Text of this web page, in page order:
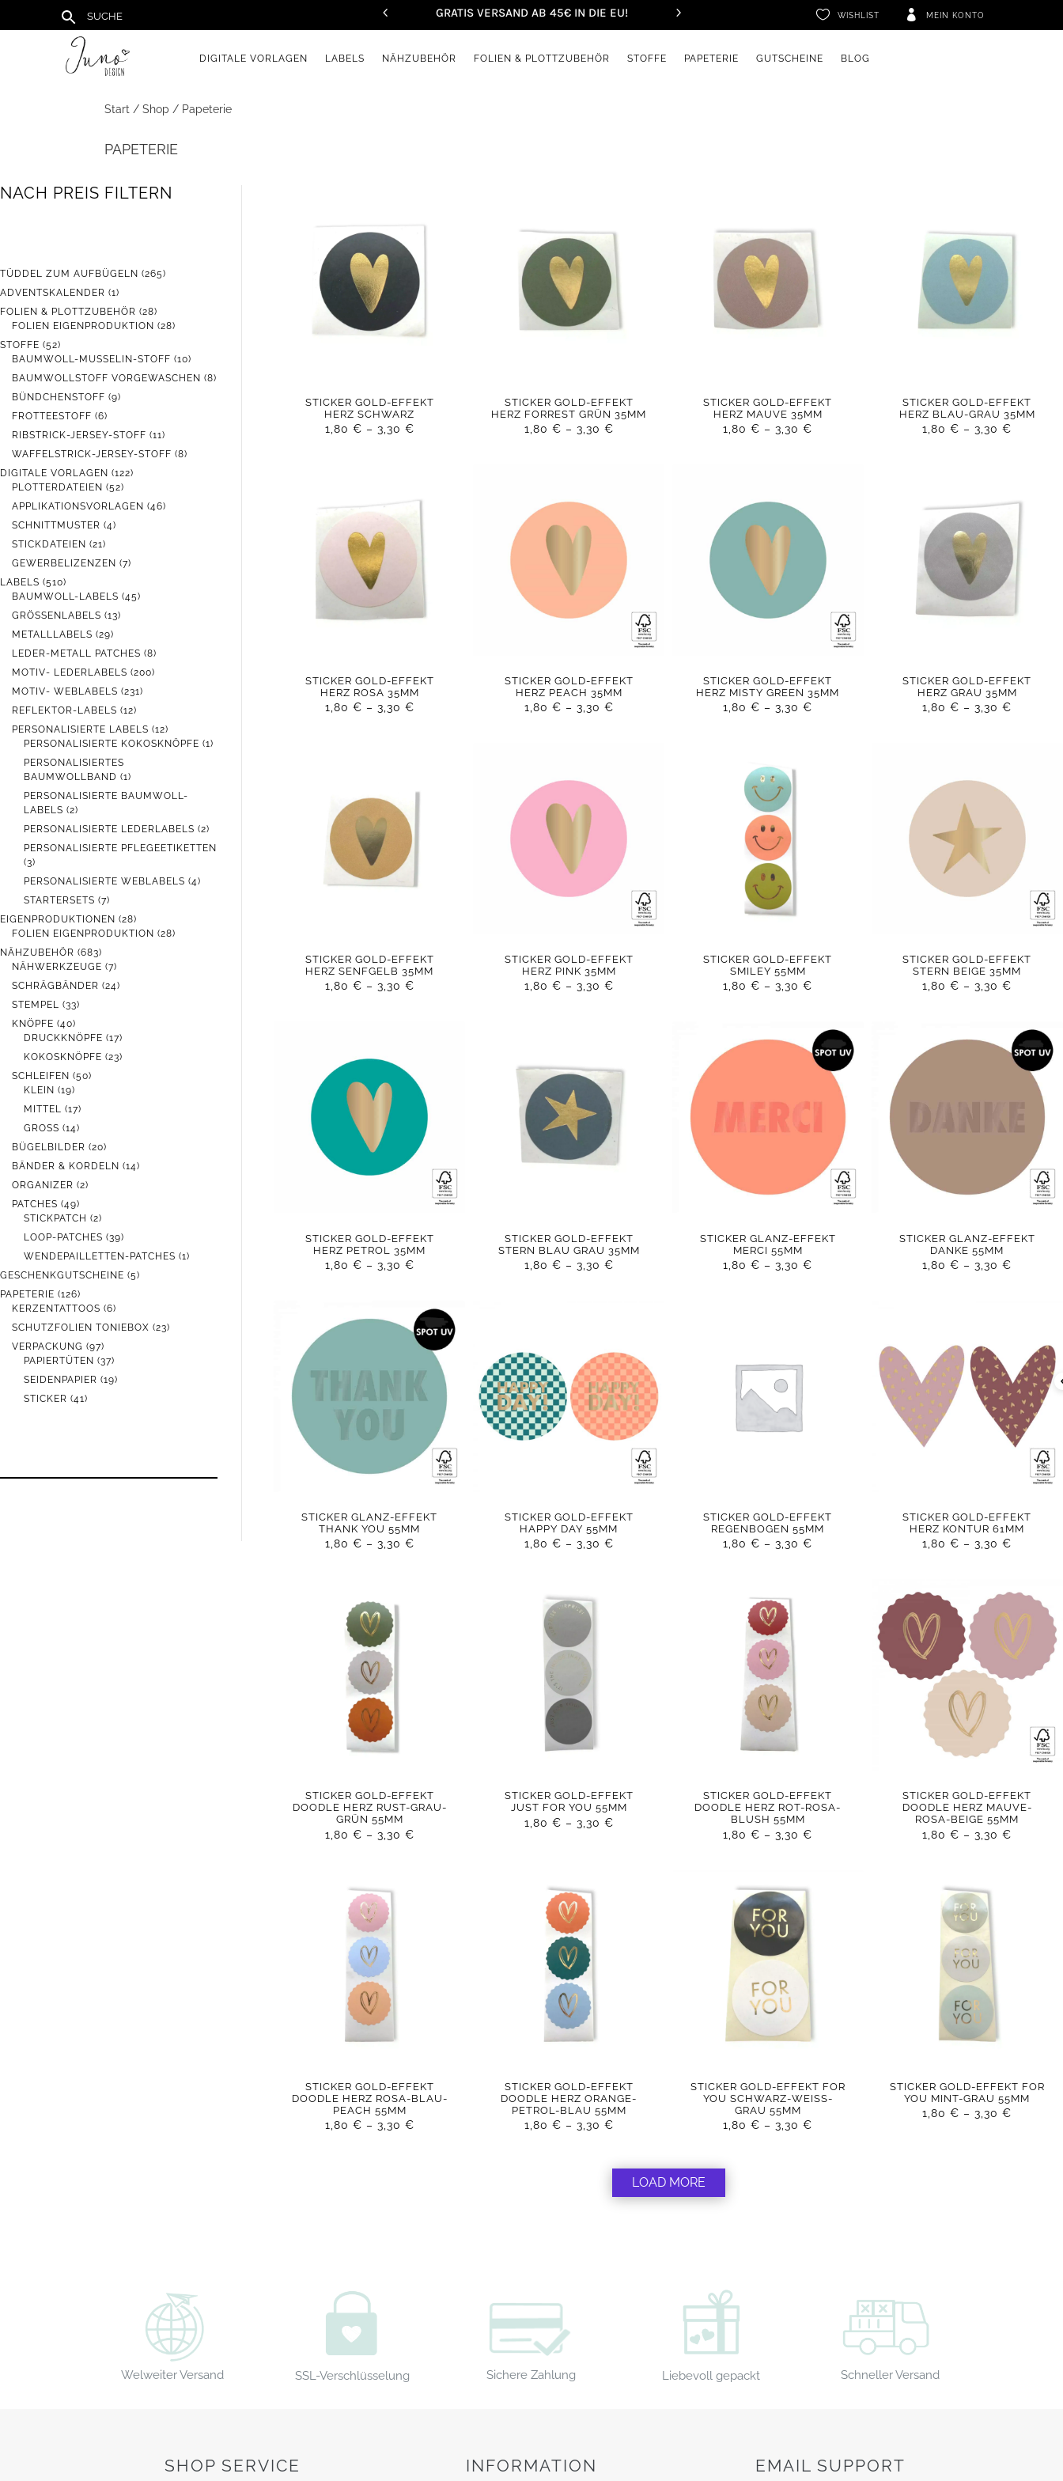
GRATIS VERSAND AB 45€ IN DIE EU!  WISHLIST  MEIN KONTO
DIGITALE VORLAGEN LABELS NÄHZUBEHÖR FOLIEN & PLOTTZUBEHÖR STOFFE PAPETERIE GUTSCHEINE BLOG
Start / Shop / Papeterie
PAPETERIE
NACH PREIS FILTERN
TÜDDEL ZUM AUFBÜGELN 265265
ADVENTSKALENDER 11
PRODUKT
FOLIEN & PLOTTZUBEHÖR 2828
PRODUKTE
FOLIEN EIGENPRODUKTION 2828
STOFFE 5252
PRODUKTE
BAUMWOLL-MUSSELIN-STOFF 1010
PRODUKTE
BAUMWOLLSTOFF VORGEWASCHEN 88
BÜNDCHENSTOFF 99
FROTTEESTOFF 66
PRODUKTE
RIBSTRICK-JERSEY-STOFF 1111
PRODUKTE
WAFFELSTRICK-JERSEY-STOFF 88
DIGITALE VORLAGEN 122122
PLOTTERDATEIEN 5252
PRODUKTE
APPLIKATIONSVORLAGEN 4646
SCHNITTMUSTER 44
STICKDATEIEN 2121
PRODUKTE
GEWERBELIZENZEN 77
LABELS 510510
PRODUKTE
BAUMWOLL-LABELS 4545
GRÖSSENLABELS 1313
METALLLABELS 2929
PRODUKTE
LEDER-METALL PATCHES 88
PRODUKTE
MOTIV- LEDERLABELS 200200
MOTIV- WEBLABELS 231231
REFLEKTOR-LABELS 1212
PRODUKTE
PERSONALISIERTE LABELS 1212
PRODUKTE
PERSONALISIERTE KOKOSKNÖPFE 11
PERSONALISIERTES
BAUMWOLLBAND
11
PRODUKT
PERSONALISIERTE BAUMWOLL-
LABELS
22
PRODUKTE
PERSONALISIERTE LEDERLABELS 22
PRODUKTE
PERSONALISIERTE PFLEGEETIKETTEN
33
PRODUKTE
PERSONALISIERTE WEBLABELS 44
STARTERSETS 77
PRODUKTE
EIGENPRODUKTIONEN 2828
PRODUKTE
FOLIEN EIGENPRODUKTION 2828
NÄHZUBEHÖR 683683
PRODUKTE
NÄHWERKZEUGE 77
PRODUKTE
SCHRÄGBÄNDER 2424
STEMPEL 3333
KNÖPFE 4040
PRODUKTE
DRUCKKNÖPFE 1717
PRODUKTE
KOKOSKNÖPFE 2323
SCHLEIFEN 5050
KLEIN 1919
PRODUKTE
MITTEL 1717
PRODUKTE
GROSS 1414
PRODUKTE
BÜGELBILDER 2020
PRODUKTE
BÄNDER & KORDELN 1414
ORGANIZER 22
PATCHES 4949
PRODUKTE
STICKPATCH 22
PRODUKTE
LOOP-PATCHES 3939
PRODUKTE
WENDEPAILLETTEN-PATCHES 11
GESCHENKGUTSCHEINE 55
PAPETERIE 126126
PRODUKTE
KERZENTATTOOS 66
PRODUKTE
SCHUTZFOLIEN TONIEBOX 2323
VERPACKUNG 9797
PRODUKTE
PAPIERTÜTEN 3737
PRODUKTE
SEIDENPAPIER 1919
STICKER 4141
STICKER GOLD-EFFEKT
HERZ SCHWARZ
1,80 € – 3,30 €
STICKER GOLD-EFFEKT
HERZ FORREST GRÜN 35MM
1,80 € – 3,30 €
STICKER GOLD-EFFEKT
HERZ MAUVE 35MM
1,80€ –3,30€
STICKER GOLD-EFFEKT
HERZ BLAU-GRAU 35MM
1,80€ –3,30€
STICKER GOLD-EFFEKT
HERZ ROSA 35MM
1,80 € – 3,30 €
STICKER GOLD-EFFEKT
HERZ PEACH 35MM
1,80 € – 3,30 €
STICKER GOLD-EFFEKT
HERZ MISTY GREEN 35MM
1,80€ –3,30€
STICKER GOLD-EFFEKT
HERZ GRAU 35MM
1,80€ –3,30€
STICKER GOLD-EFFEKT
HERZ SENFGELB 35MM
1,80 € – 3,30 €
STICKER GOLD-EFFEKT
HERZ PINK 35MM
1,80 € – 3,30 €
STICKER GOLD-EFFEKT
SMILEY 55MM
1,80€ –3,30€
STICKER GOLD-EFFEKT
STERN BEIGE 35MM
1,80€ –3,30€
STICKER GOLD-EFFEKT
HERZ PETROL 35MM
1,80 € – 3,30 €
STICKER GOLD-EFFEKT
STERN BLAU GRAU 35MM
1,80 € – 3,30 €
STICKER GLANZ-EFFEKT
MERCI 55MM
1,80€ –3,30€
STICKER GLANZ-EFFEKT
DANKE 55MM
1,80€ –3,30€
STICKER GLANZ-EFFEKT
THANK YOU 55MM
1,80 € – 3,30 €
STICKER GOLD-EFFEKT
HAPPY DAY 55MM
1,80 € – 3,30 €
STICKER GOLD-EFFEKT
REGENBOGEN 55MM
1,80€ –3,30€
STICKER GOLD-EFFEKT
HERZ KONTUR 61MM
1,80€ –3,30€
STICKER GOLD-EFFEKT
DOODLE HERZ RUST-GRAU-
GRÜN 55MM
1,80 € – 3,30 €
STICKER GOLD-EFFEKT
JUST FOR YOU 55MM
1,80 € – 3,30 €
STICKER GOLD-EFFEKT
DOODLE HERZ ROT-ROSA-
BLUSH 55MM
1,80€ –3,30€
STICKER GOLD-EFFEKT
DOODLE HERZ MAUVE-
ROSA-BEIGE 55MM
1,80€ –3,30€
STICKER GOLD-EFFEKT
DOODLE HERZ ROSA-BLAU-
PEACH 55MM
1,80 € – 3,30 €
STICKER GOLD-EFFEKT
DOODLE HERZ ORANGE-
PETROL-BLAU 55MM
1,80 € – 3,30 €
STICKER GOLD-EFFEKT FOR
YOU SCHWARZ-WEISS-
GRAU 55MM
1,80€ –3,30€
STICKER GOLD-EFFEKT FOR
YOU MINT-GRAU 55MM
1,80€ –3,30€
LOAD MORE
Welweiter Versand SSL-Verschlüsselung Sichere Zahlung Liebevoll gepackt Schneller Versand
SHOP SERVICE INFORMATION EMAIL SUPPORT